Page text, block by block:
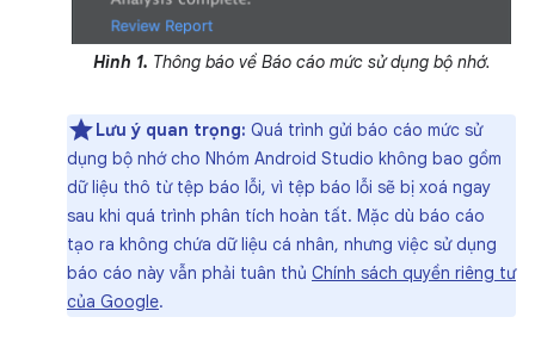
Hình 1. Thông báo về Báo cáo mức sử dụng bộ nhớ.
Lưu ý quan trọng: Quá trình gửi báo cáo mức sử
dụng bộ nhớ cho Nhóm Android Studio không bao gồm
dữ liệu thô từ tệp báo lỗi, vì tệp báo lỗi sẽ bị xoá ngay
sau khi quá trình phân tích hoàn tất. Mặc dù báo cáo
tạo ra không chứa dữ liệu cá nhân, nhưng việc sử dụng
báo cáo này vẫn phải tuân thủ Chính sách quyền riêng tư
của Google.